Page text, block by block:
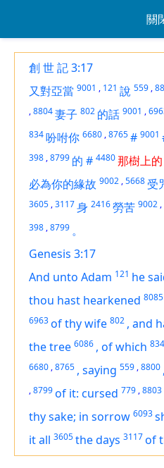
關
創 世 記 3:17
又對亞當 9001 , 121 說 559 ,
,8804妻子 802 的話 9001 ,
834吩咐你 6680 ,8765# 9001
398 ,8799 的 # 4480那樹上的
必為你的緣故 9002 ,5668 受
3605 ,3117身 2416勞苦 9002 ,
398 ,8799 。
Genesis 3:17
And unto Adam 121 he
thou hast hearkened 8085
6963of thy wife 802 , and
the tree 6086 , of which 834
6680 ,8765 , saying 559 ,8800 ,
,8799of it: cursed 779 ,8803
thy sake; in sorrow 6093
it all 3605the days 3117of